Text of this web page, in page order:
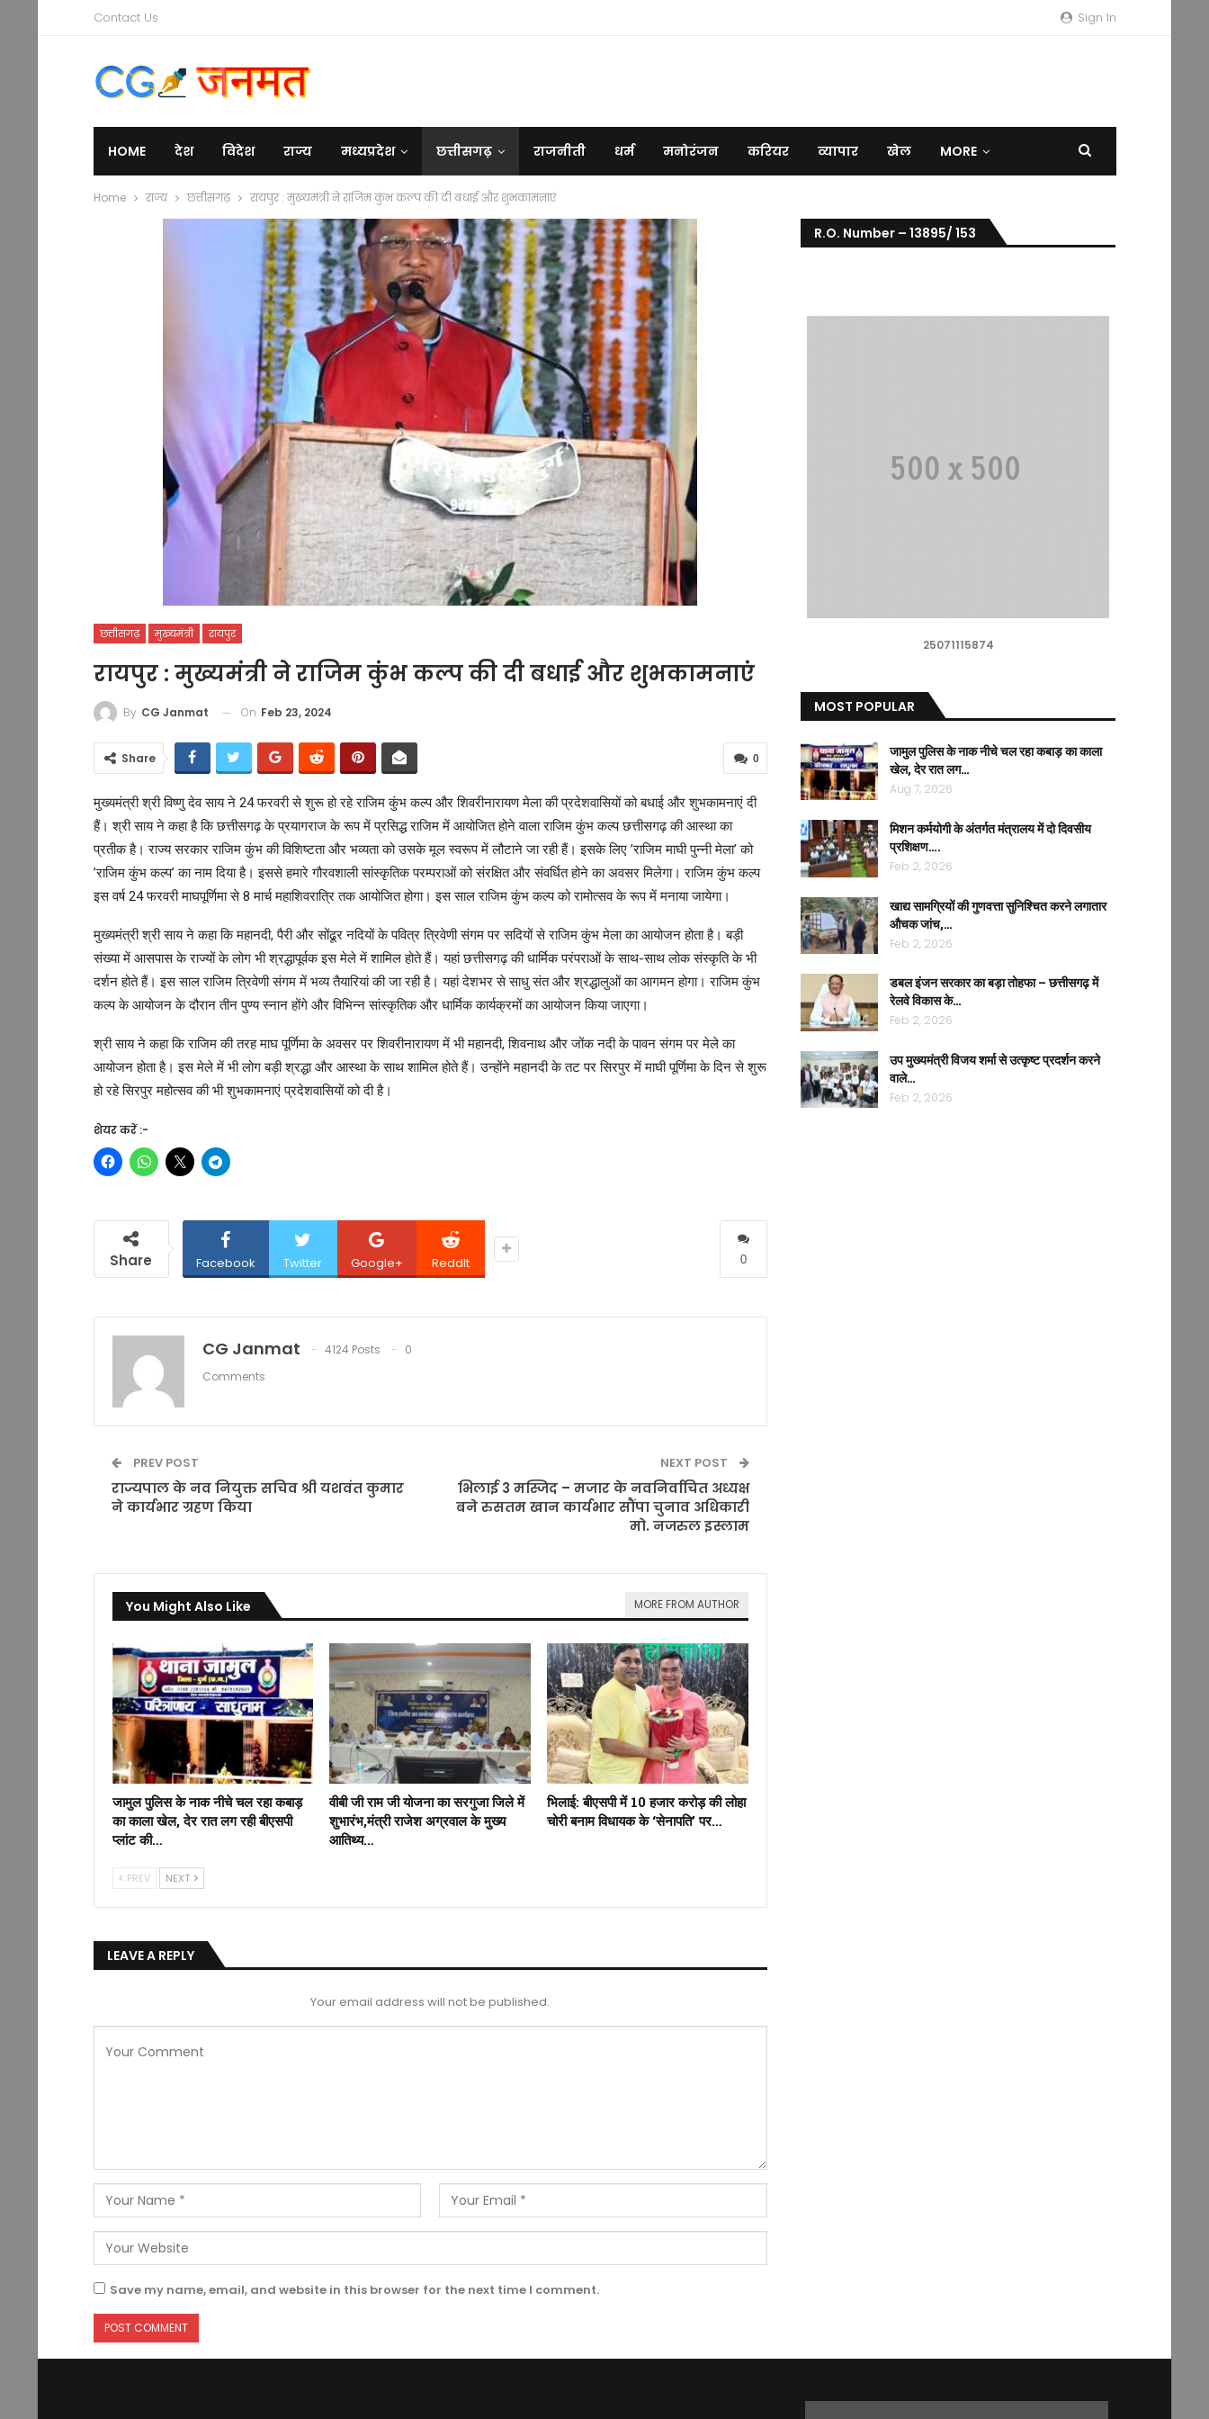
Sign In
Contact Us
HOME देश विदेश राज्य मध्यप्रदेश छत्तीसगढ़ राजनीती धर्म मनोरंजन करियर व्यापार खेल MORE
Home राज्य छत्तीसगढ़ रायपुर : मुख्यमंत्री ने राजिम कुंभ कल्प की दी बधाई और शुभकामनाएं
छत्तीसगढ़ मुख्यमंत्री रायपुर
रायपुर : मुख्यमंत्री ने राजिम कुंभ कल्प की दी बधाई और शुभकामनाएं
By CG Janmat On Feb 23, 2024
0
Share
मुख्यमंत्री श्री विष्णु देव साय ने 24 फरवरी से शुरू हो रहे राजिम कुंभ कल्प और शिवरीनारायण मेला की प्रदेशवासियों को बधाई और शुभकामनाएं दी
हैं। श्री साय ने कहा है कि छत्तीसगढ़ के प्रयागराज के रूप में प्रसिद्ध राजिम में आयोजित होने वाला राजिम कुंभ कल्प छत्तीसगढ़ की आस्था का
प्रतीक है। राज्य सरकार राजिम कुंभ की विशिष्टता और भव्यता को उसके मूल स्वरूप में लौटाने जा रही हैं। इसके लिए ’राजिम माघी पुन्नी मेला’ को
’राजिम कुंभ कल्प’ का नाम दिया है। इससे हमारे गौरवशाली सांस्कृतिक परम्पराओं को संरक्षित और संवर्धित होने का अवसर मिलेगा। राजिम कुंभ कल्प
इस वर्ष 24 फरवरी माघपूर्णिमा से 8 मार्च महाशिवरात्रि तक आयोजित होगा। इस साल राजिम कुंभ कल्प को रामोत्सव के रूप में मनाया जायेगा।
मुख्यमंत्री श्री साय ने कहा कि महानदी, पैरी और सोंढूर नदियों के पवित्र त्रिवेणी संगम पर सदियों से राजिम कुंभ मेला का आयोजन होता है। बड़ी
संख्या में आसपास के राज्यों के लोग भी श्रद्धापूर्वक इस मेले में शामिल होते हैं। यहां छत्तीसगढ़ की धार्मिक परंपराओं के साथ-साथ लोक संस्कृति के भी
दर्शन होते हैं। इस साल राजिम त्रिवेणी संगम में भव्य तैयारियां की जा रही है। यहां देशभर से साधु संत और श्रद्धालुओं का आगमन होगा। राजिम कुंभ
कल्प के आयोजन के दौरान तीन पुण्य स्नान होंगे और विभिन्न सांस्कृतिक और धार्मिक कार्यक्रमों का आयोजन किया जाएगा।
श्री साय ने कहा कि राजिम की तरह माघ पूर्णिमा के अवसर पर शिवरीनारायण में भी महानदी, शिवनाथ और जोंक नदी के पावन संगम पर मेले का
आयोजन होता है। इस मेले में भी लोग बड़ी श्रद्धा और आस्था के साथ शामिल होते हैं। उन्होंने महानदी के तट पर सिरपुर में माघी पूर्णिमा के दिन से शुरू
हो रहे सिरपुर महोत्सव की भी शुभकामनाएं प्रदेशवासियों को दी है।
शेयर करें :-
0
Share Facebook Twitter Google+ ReddIt
CG Janmat 4124 Posts
0
Comments
PREV POST
राज्यपाल के नव नियुक्त सचिव श्री यशवंत कुमार
ने कार्यभार ग्रहण किया
NEXT POST
भिलाई 3 मस्जिद – मजार के नवनिर्वाचित अध्यक्ष
बने रुसतम खान कार्यभार सौंपा चुनाव अधिकारी
मो. नजरुल इस्लाम
You Might Also Like MORE FROM AUTHOR
जामुल पुलिस के नाक नीचे चल रहा कबाड़
का काला खेल, देर रात लग रही बीएसपी
प्लांट की…
वीबी जी राम जी योजना का सरगुजा जिले में
शुभारंभ,मंत्री राजेश अग्रवाल के मुख्य
आतिथ्य…
भिलाई: बीएसपी में 10 हजार करोड़ की लोहा
चोरी बनाम विधायक के ‘सेनापति’ पर…
PREV NEXT
LEAVE A REPLY
Your email address will not be published.
Save my name, email, and website in this browser for the next time I comment.
R.O. Number – 13895/ 153
25071115874
MOST POPULAR
जामुल पुलिस के नाक नीचे चल रहा कबाड़ का काला
खेल, देर रात लग…
Aug 7, 2026
मिशन कर्मयोगी के अंतर्गत मंत्रालय में दो दिवसीय
प्रशिक्षण….
Feb 2, 2026
खाद्य सामग्रियों की गुणवत्ता सुनिश्चित करने लगातार
औचक जांच,…
Feb 2, 2026
डबल इंजन सरकार का बड़ा तोहफा – छत्तीसगढ़ में
रेलवे विकास के…
Feb 2, 2026
उप मुख्यमंत्री विजय शर्मा से उत्कृष्ट प्रदर्शन करने
वाले…
Feb 2, 2026